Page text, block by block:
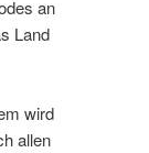
an
Land
wird
allen